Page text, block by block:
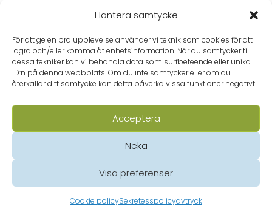
Hantera samtycke
För att ge en bra upplevelse använder vi teknik som cookies för att
lagra och/eller komma åt enhetsinformation. När du samtycker till
dessa tekniker kan vi behandla data som surfbeteende eller unika
ID:n på denna webbplats. Om du inte samtycker eller om du
återkallar ditt samtycke kan detta påverka vissa funktioner negativt.
Acceptera
Neka
Visa preferenser
Cookie policySekretesspolicyavtryck
Tietosuojalausunto (EU) © Borgå folkakademi 2020